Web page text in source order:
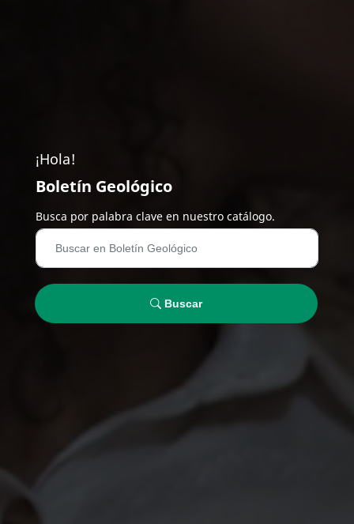
¡Hola!
Boletín Geológico
Busca por palabra clave en nuestro catálogo.
Buscar